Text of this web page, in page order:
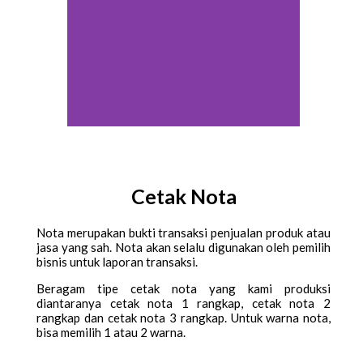
Cetak Nota
Nota merupakan bukti transaksi penjualan produk atau
jasa yang sah. Nota akan selalu digunakan oleh pemilih
bisnis untuk laporan transaksi.
Beragam tipe cetak nota yang kami produksi
diantaranya cetak nota 1 rangkap, cetak nota 2
rangkap dan cetak nota 3 rangkap. Untuk warna nota,
bisa memilih 1 atau 2 warna.